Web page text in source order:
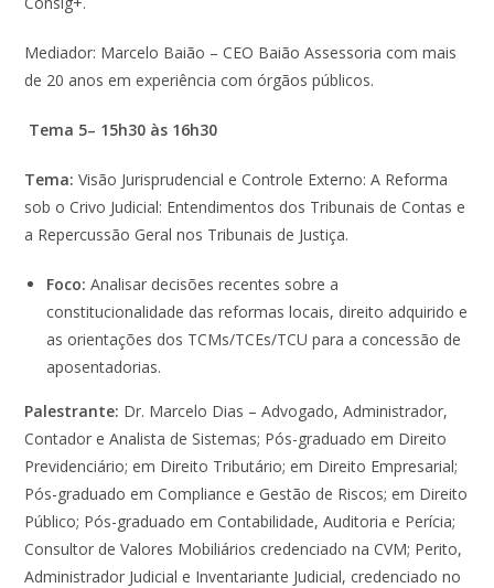
Mediador: Marcelo Baião – CEO Baião Assessoria com mais
de 20 anos em experiência com órgãos públicos.
Tema 5– 15h30 às 16h30
Tema: Visão Jurisprudencial e Controle Externo: A Reforma
sob o Crivo Judicial: Entendimentos dos Tribunais de Contas e
a Repercussão Geral nos Tribunais de Justiça.
Foco:Analisar decisões recentes sobre a
constitucionalidade das reformas locais, direito adquirido e
as orientações dos TCMs/TCEs/TCU para a concessão de
aposentadorias.
Palestrante: Dr. Marcelo Dias – Advogado, Administrador,
Contador e Analista de Sistemas; Pós-graduado em Direito
Previdenciário; em Direito Tributário; em Direito Empresarial;
Pós-graduado em Compliance e Gestão de Riscos; em Direito
Público; Pós-graduado em Contabilidade, Auditoria e Perícia;
Consultor de Valores Mobiliários credenciado na CVM; Perito,
Administrador Judicial e Inventariante Judicial, credenciado no